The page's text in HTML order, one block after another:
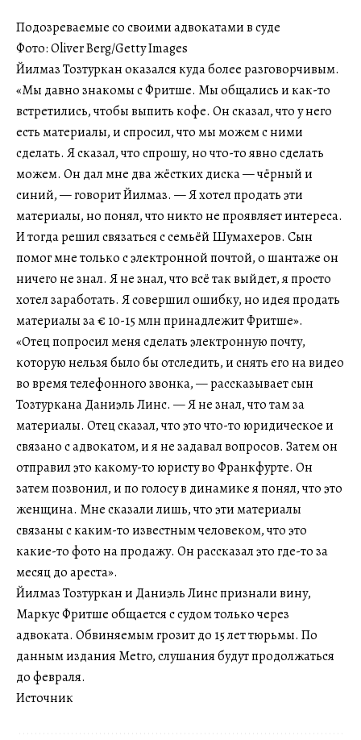
Подозреваемые со своими адвокатами в суде
Фото: Oliver Berg/Getty Images
Йилмаз Тозтуркан оказался куда более разговорчивым.
«Мы давно знакомы с Фритше. Мы общались и как-то
встретились, чтобы выпить кофе. Он сказал, что у него
есть материалы, и спросил, что мы можем с ними
сделать. Я сказал, что спрошу, но что-то явно сделать
можем. Он дал мне два жёстких диска — чёрный и
синий, — говорит Йилмаз. — Я хотел продать эти
материалы, но понял, что никто не проявляет интереса.
И тогда решил связаться с семьёй Шумахеров. Сын
помог мне только с электронной почтой, о шантаже он
ничего не знал. Я не знал, что всё так выйдет, я просто
хотел заработать. Я совершил ошибку, но идея продать
материалы за € 10-15 млн принадлежит Фритше».
«Отец попросил меня сделать электронную почту,
которую нельзя было бы отследить, и снять его на видео
во время телефонного звонка, — рассказывает сын
Тозтуркана Даниэль Линс. — Я не знал, что там за
материалы. Отец сказал, что это что-то юридическое и
связано с адвокатом, и я не задавал вопросов. Затем он
отправил это какому-то юристу во Франкфурте. Он
затем позвонил, и по голосу в динамике я понял, что это
женщина. Мне сказали лишь, что эти материалы
связаны с каким-то известным человеком, что это
какие-то фото на продажу. Он рассказал это где-то за
месяц до ареста».
Йилмаз Тозтуркан и Даниэль Линс признали вину,
Маркус Фритше общается с судом только через
адвоката. Обвиняемым грозит до 15 лет тюрьмы. По
данным издания Metro, слушания будут продолжаться
до февраля.
Источник